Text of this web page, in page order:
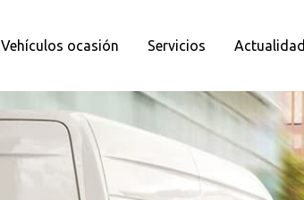
Vehículos ocasión Servicios Actualidad